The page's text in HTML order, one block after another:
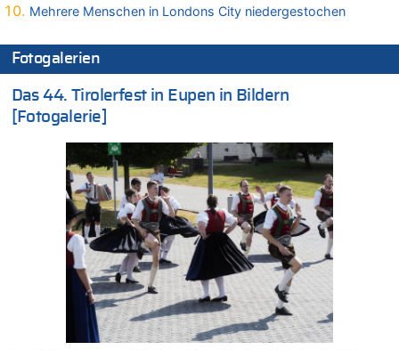
Zweite Hitzewelle in diesem Sommer ist jetzt amtlich
06.08.2026 - 17:51 von ne Hondsjong zu
Zweite Hitzewelle in diesem Sommer ist jetzt amtlich
06.08.2026 - 17:24 von Dax zu
Zweite Hitzewelle in diesem Sommer ist jetzt amtlich
06.08.2026 - 17:23 von Hans L. zu
Zweite Hitzewelle in diesem Sommer ist jetzt amtlich
06.08.2026 - 17:21 von Dax zu
Zweite Hitzewelle in diesem Sommer ist jetzt amtlich
06.08.2026 - 17:01 von Wahlstimme? zu
FIFA-Spitze demonstriert Einigkeit trotz Kritik und neuer
Vorwürfe gegen Präsident Gianni Infantino
06.08.2026 - 16:53 von Frage zu
Zweite Hitzewelle in diesem Sommer ist jetzt amtlich
06.08.2026 - 16:39 von Noah Parmentier zu
Zweite Hitzewelle in diesem Sommer ist jetzt amtlich
Mehrere Menschen in Londons City niedergestochen
Fotogalerien
Das 44. Tirolerfest in Eupen in Bildern
[Fotogalerie]